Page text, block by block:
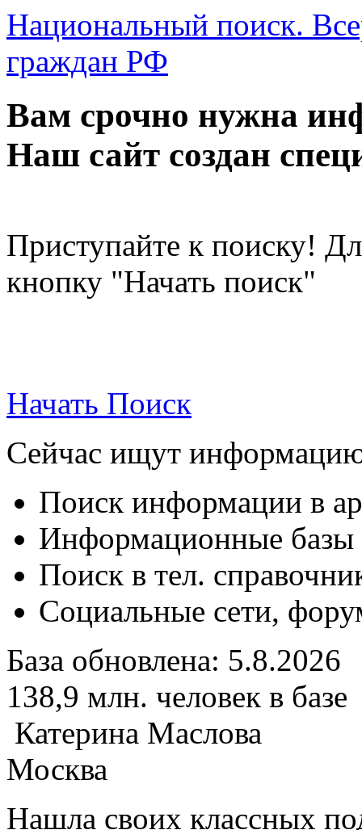
Национальный поиск.
граждан РФ
Вам срочно нужна
Наш сайт создан
Приступайте к поиску!
кнопку "Начать поиск"
Начать Поиск
Сейчас ищут
Поиск информации в
Информационные базы
Поиск в тел.
Социальные сети,
База обновлена: 5.8.2026
138,9 млн. человек в базе
Катерина Маслова
Москва
Нашла своих классных